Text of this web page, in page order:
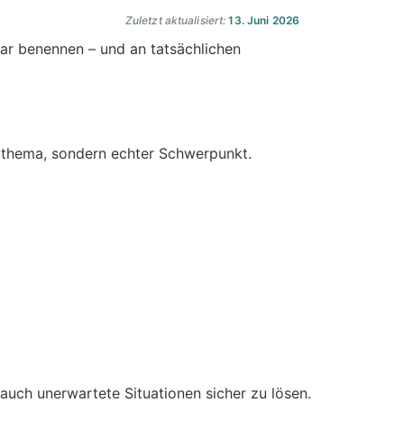
Zuletzt aktualisiert: 13. Juni 2026
benennen – und an tatsächlichen
sondern echter Schwerpunkt.
unerwartete Situationen sicher zu lösen.